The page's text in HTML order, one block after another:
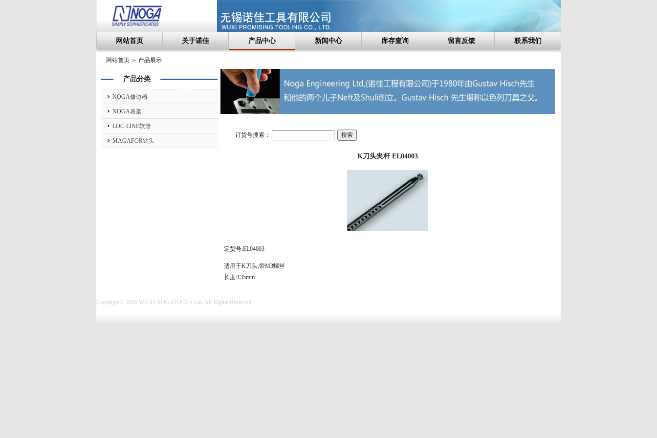
网站首页 关于诺佳 产品中心 新闻中心 库存查询 留言反馈 联系我们
网站首页 ＞ 产品展示
产品分类
NOGA修边器
NOGA表架
LOC-LINE软管
MAGAFOR钻头
订货号搜索：
K刀头夹杆 EL04003
定货号:EL04003
适用于K刀头,带M3螺丝
长度:135mm
Copyright© 2026 WUXI NOGATOOLS Ltd. All Rights Reserved.